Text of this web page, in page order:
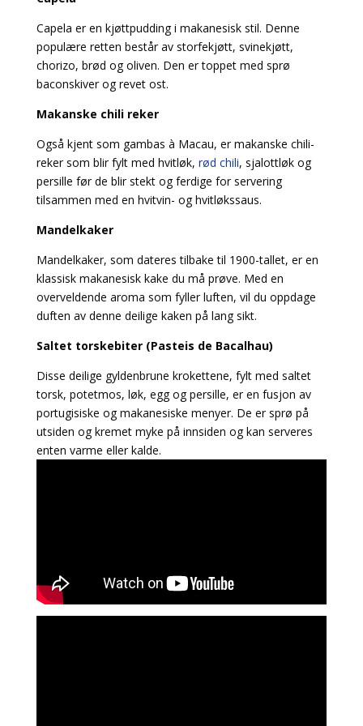
Capela er en kjøttpudding i makanesisk stil. Denne
populære retten består av storfekjøtt, svinekjøtt,
chorizo, brød og oliven. Den er toppet med sprø
baconskiver og revet ost.
Makanske chili reker
Også kjent som gambas à Macau, er makanske chili-
reker som blir fylt med hvitløk, rød chili, sjalottløk og
persille før de blir stekt og ferdige for servering
tilsammen med en hvitvin- og hvitløkssaus.
Mandelkaker
Mandelkaker, som dateres tilbake til 1900-tallet, er en
klassisk makanesisk kake du må prøve. Med en
overveldende aroma som fyller luften, vil du oppdage
duften av denne deilige kaken på lang sikt.
Saltet torskebiter (Pasteis de Bacalhau)
Disse deilige gyldenbrune krokettene, fylt med saltet
torsk, potetmos, løk, egg og persille, er en fusjon av
portugisiske og makanesiske menyer. De er sprø på
utsiden og kremet myke på innsiden og kan serveres
enten varme eller kalde.